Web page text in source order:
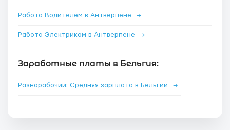
Работа Водителем в Антверпене →
Работа Электриком в Антверпене →
Заработные платы в Бельгия:
Разнорабочий: Средняя зарплата в Бельгии →